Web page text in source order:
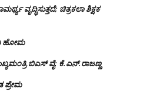
ವೃದ್ಧಿಸುತ್ತದೆ; ಚಿತ್ರಕಲಾ ಶಿಕ್ಷಕ
ಹೋಮ
ಬಿಎಸ್ ವೈ: ಕೆ.ಎನ್.ರಾಜಣ್ಣ
ಪ್ರೇಮ